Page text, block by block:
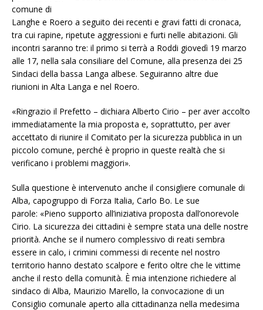
comune di
Langhe e Roero a seguito dei recenti e gravi fatti di cronaca,
tra cui rapine, ripetute aggressioni e furti nelle abitazioni. Gli
incontri saranno tre: il primo si terrà a Roddi giovedì 19 marzo
alle 17, nella sala consiliare del Comune, alla presenza dei 25
Sindaci della bassa Langa albese. Seguiranno altre due
riunioni in Alta Langa e nel Roero.
«Ringrazio il Prefetto – dichiara Alberto Cirio – per aver accolto
immediatamente la mia proposta e, soprattutto, per aver
accettato di riunire il Comitato per la sicurezza pubblica in un
piccolo comune, perché è proprio in queste realtà che si
verificano i problemi maggiori».
Sulla questione è intervenuto anche il consigliere comunale di
Alba, capogruppo di Forza Italia, Carlo Bo. Le sue
parole: «Pieno supporto all’iniziativa proposta dall’onorevole
Cirio. La sicurezza dei cittadini è sempre stata una delle nostre
priorità. Anche se il numero complessivo di reati sembra
essere in calo, i crimini commessi di recente nel nostro
territorio hanno destato scalpore e ferito oltre che le vittime
anche il resto della comunità. È mia intenzione richiedere al
sindaco di Alba, Maurizio Marello, la convocazione di un
Consiglio comunale aperto alla cittadinanza nella medesima